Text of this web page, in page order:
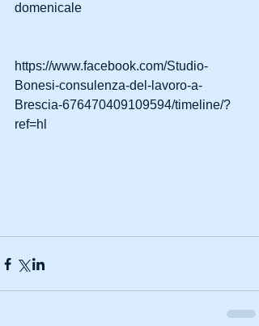
domenicale
https://www.facebook.com/Studio-
Bonesi-consulenza-del-lavoro-a-
Brescia-676470409109594/timeline/?
ref=hl